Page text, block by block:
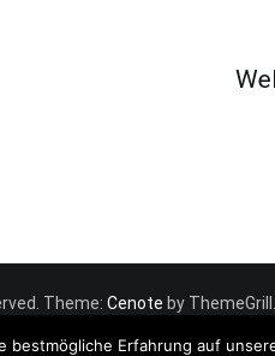
Theme: Cenote by
Erfahrung auf